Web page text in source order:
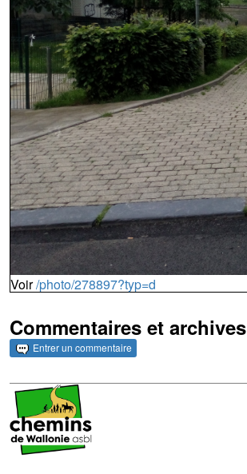
Voir/photo/278897?typ=d
Commentaires et archives
Entrer un commentaire